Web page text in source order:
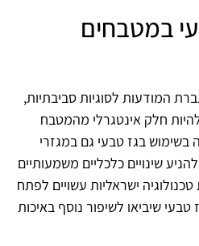
במטבחים
המודעות לסוגיות סביבתיות,
להיות חלק אינטגרלי מהמטבח
בשימוש בגז טבעי גם במגזרי
שינויים כלכליים משמעותיים
ישראליות עשויים לפתח
שיביאו לשיפור נוסף באיכות